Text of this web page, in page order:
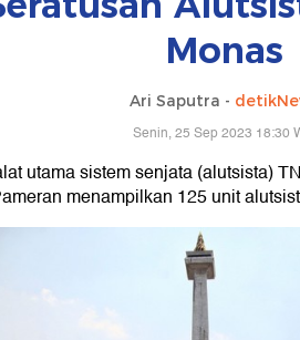
Monas
Ari Saputra -
Senin, 25 Sep 2023 18:30
utama sistem senjata (alutsista)
menampilkan 125 unit